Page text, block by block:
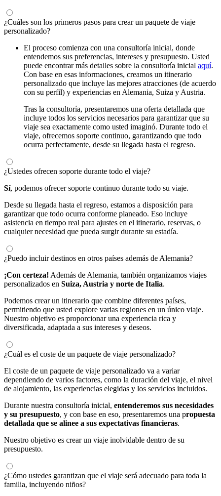
¿Cuáles son los primeros pasos para crear un paquete de viaje
personalizado?
El proceso comienza con una consultoría inicial, donde
entendemos sus preferencias, intereses y presupuesto. Usted
puede encontrar más detalles sobre la consultoría inicial aquí.
Con base en esas informaciones, creamos un itinerario
personalizado que incluye las mejores atracciones (de acuerdo
con su perfil) y experiencias en Alemania, Suiza y Austria.
Tras la consultoría, presentaremos una oferta detallada que
incluye todos los servicios necesarios para garantizar que su
viaje sea exactamente como usted imaginó. Durante todo el
viaje, ofrecemos soporte continuo, garantizando que todo
ocurra perfectamente, desde su llegada hasta el regreso.
¿Ustedes ofrecen soporte durante todo el viaje?
Sí, podemos ofrecer soporte continuo durante todo su viaje.
Desde su llegada hasta el regreso, estamos a disposición para
garantizar que todo ocurra conforme planeado. Eso incluye
asistencia en tiempo real para ajustes en el itinerario, reservas, o
cualquier necesidad que pueda surgir durante su estadía.
¿Puedo incluir destinos en otros países además de Alemania?
¡Con certeza! Además de Alemania, también organizamos viajes
personalizados en Suiza, Austria y norte de Italia.
Podemos crear un itinerario que combine diferentes países,
permitiendo que usted explore varias regiones en un único viaje.
Nuestro objetivo es proporcionar una experiencia rica y
diversificada, adaptada a sus intereses y deseos.
¿Cuál es el coste de un paquete de viaje personalizado?
El coste de un paquete de viaje personalizado va a variar
dependiendo de varios factores, como la duración del viaje, el nivel
de alojamiento, las experiencias elegidas y los servicios incluidos.
Durante nuestra consultoría inicial, entenderemos sus necesidades
y su presupuesto, y con base en eso, presentaremos una propuesta
detallada que se alinee a sus expectativas financieras.
Nuestro objetivo es crear un viaje inolvidable dentro de su
presupuesto.
¿Cómo ustedes garantizan que el viaje será adecuado para toda la
familia, incluyendo niños?